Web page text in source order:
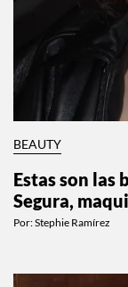
BEAUTY
Estas son las
Segura,
Por:Stephie Ramírez